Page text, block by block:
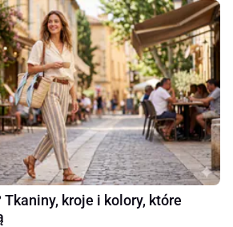
Tkaniny, kroje i kolory, które